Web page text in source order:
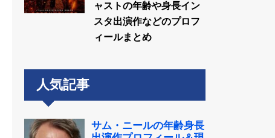
ャストの年齢や身長イン
スタ出演作などのプロフ
ィールまとめ
人気記事